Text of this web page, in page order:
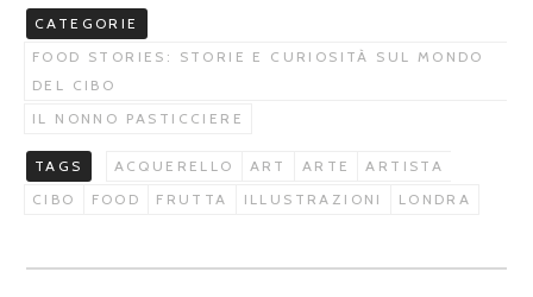
CATEGORIE
FOOD STORIES: STORIE E CURIOSITÀ SUL MONDO
DEL CIBO
IL NONNO PASTICCIERE
TAGS ACQUERELLO ART ARTE
ARTISTA
CIBO
FOOD FRUTTA ILLUSTRAZIONI LONDRA